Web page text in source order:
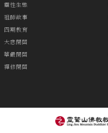
靈性生態
祖師故事
四期教育
大悲閉關
華嚴閉關
禪修閉關